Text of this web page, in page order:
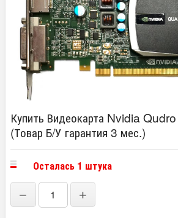
Купить Видеокарта Nvidia
(Товар Б/У гарантия 3 мес.)
Осталась 1 штука
− +